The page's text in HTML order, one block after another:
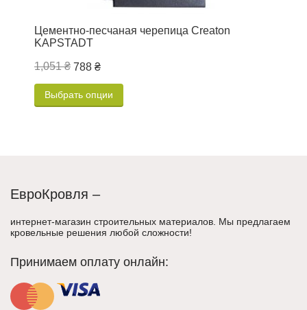
Цементно-песчаная черепица Creaton
KAPSTADT
1,051 ₴ 788 ₴
Выбрать опции
ЕвроКровля –
интернет-магазин строительных материалов. Мы предлагаем
кровельные решения любой сложности!
Принимаем оплату онлайн: